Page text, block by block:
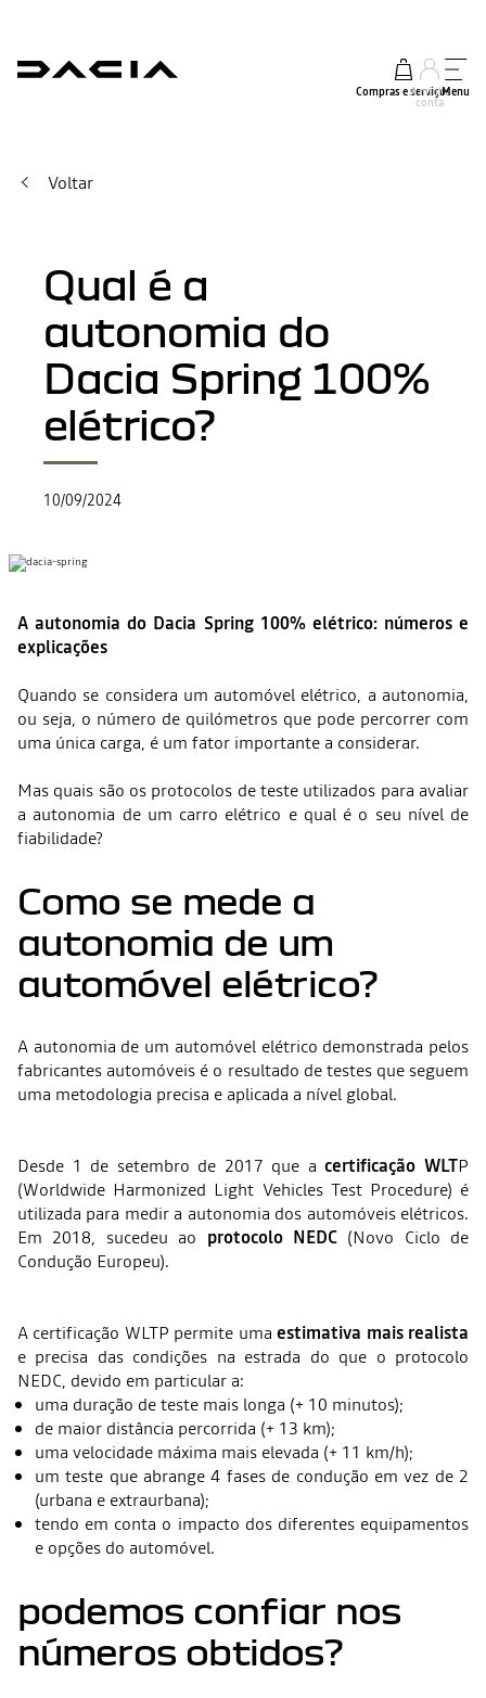
Compras e serviços
A minha
conta
Menu
Voltar
Qual é a
autonomia do
Dacia Spring 100%
elétrico?
10/09/2024
A autonomia do Dacia Spring 100% elétrico: números e
explicações
Quando se considera um automóvel elétrico, a autonomia,
ou seja, o número de quilómetros que pode percorrer com
uma única carga, é um fator importante a considerar.
Mas quais são os protocolos de teste utilizados para avaliar
a autonomia de um carro elétrico e qual é o seu nível de
fiabilidade?
Como se mede a
autonomia de um
automóvel elétrico?
A autonomia de um automóvel elétrico demonstrada pelos
fabricantes automóveis é o resultado de testes que seguem
uma metodologia precisa e aplicada a nível global.
Desde 1 de setembro de 2017 que acertificação WLTP
(Worldwide Harmonized Light Vehicles Test Procedure) é
utilizada para medir a autonomia dos automóveis elétricos.
Em 2018, sucedeu ao protocolo NEDC(Novo Ciclo de
Condução Europeu).
A certificação WLTP permite uma estimativa mais realista
e precisa das condições na estrada do que o protocolo
NEDC, devido em particular a:
uma duração de teste mais longa (+ 10 minutos);
de maior distância percorrida (+ 13 km);
uma velocidade máxima mais elevada (+ 11 km/h);
um teste que abrange 4 fases de condução em vez de 2
(urbana e extraurbana);
tendo em conta o impacto dos diferentes equipamentos
e opções do automóvel.
podemos confiar nos
números obtidos?